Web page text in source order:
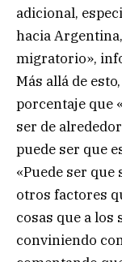
adicional,
hacia
migratorio»,
Más allá de
porcentaje que
ser de
puede ser que
«Puede ser que
otros factores
cosas que a los
conviniendo